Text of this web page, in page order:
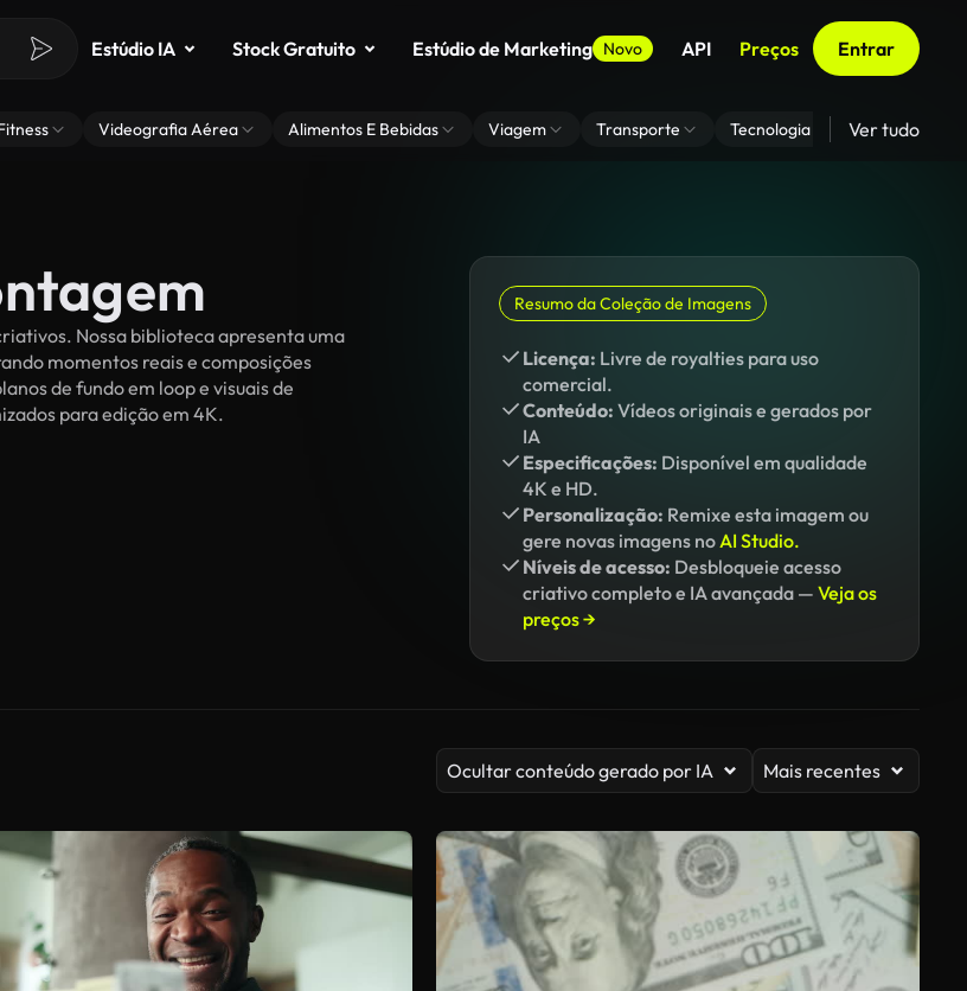
Estúdio IA Stock Gratuito Estúdio de Marketing Novo API Preços Entrar
Videografia Aérea Alimentos E Bebidas Viagem Transporte Tecnologia Zoom De
Ver tudo
Nossa biblioteca apresenta uma
momentos reais e composições
de fundo em loop e visuais de
para edição em 4K.
Resumo da Coleção de Imagens
Licença: Livre de royalties para uso
comercial.
Conteúdo: Vídeos originais e gerados por
IA
Especificações: Disponível em qualidade
4K e HD.
Personalização: Remixe esta imagem ou
gere novas imagens noAI Studio.
Níveis de acesso: Desbloqueie acesso
criativo completo e IA avançada — Veja os
preços →
Ocultar conteúdo gerado por IA Mais recentes